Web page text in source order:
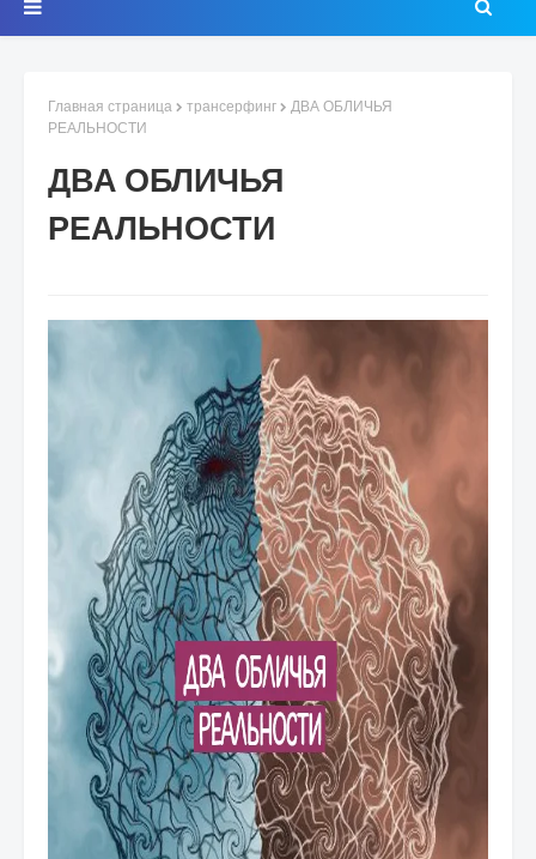
Главная страница трансерфинг
ДВА ОБЛИЧЬЯ
РЕАЛЬНОСТИ
ДВА ОБЛИЧЬЯ
РЕАЛЬНОСТИ